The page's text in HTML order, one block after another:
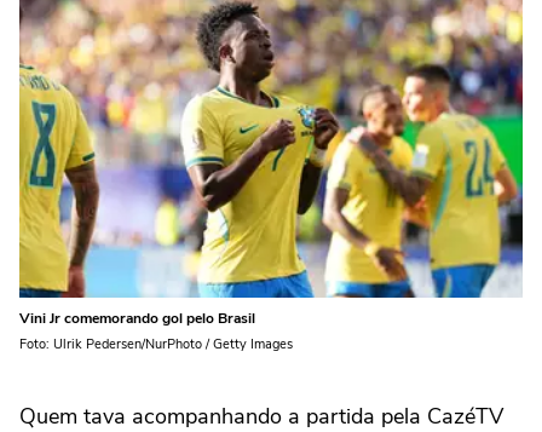
Vini Jr comemorando gol pelo Brasil
Foto: Ulrik Pedersen/NurPhoto / Getty Images
Quem tava acompanhando a partida pela CazéTV